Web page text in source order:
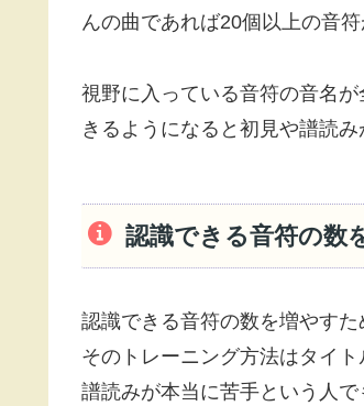
んの曲であれば20個以上の音
視野に入っている音符の音名
きるようになると初見や譜読み
認識できる音符の数
認識できる音符の数を増やすた
そのトレーニング方法はタイ
譜読みが本当に苦手という人